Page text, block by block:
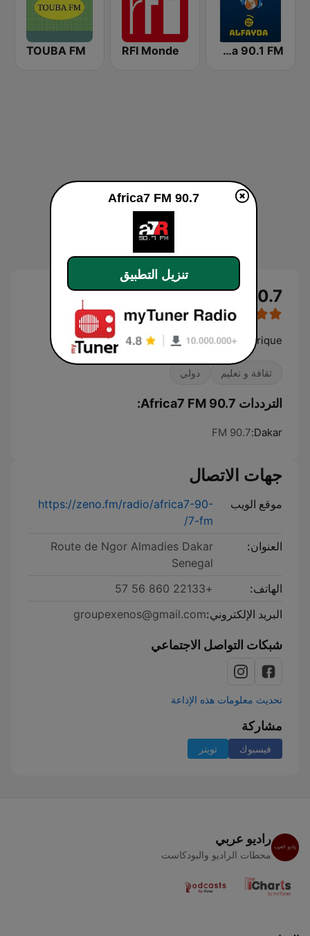
Radio Alfayda 90.1 FM
RFI Monde
TOUBA FM
Africa7 FM 90.7 بث حي
Tous les visages de l'Afrique
ثقافة و تعليم دولي
الترددات Africa7 FM 90.7:
Dakar:
90.7 FM
جهات الاتصال
موقع الويب
https://zeno.fm/radio/africa7-90-
7-fm/
العنوان:
Route de Ngor Almadies Dakar
Senegal
الهاتف:
+22133 860 56 57
البريد الإلكتروني:groupexenos@gmail.com
شبكات التواصل الاجتماعي
تحديث معلومات هذه الإذاعة
مشاركة
فيسبوك تويتر
راديو عربي
محطات الراديو والبودكاست
Africa7 FM 90.7
تنزيل التطبيق